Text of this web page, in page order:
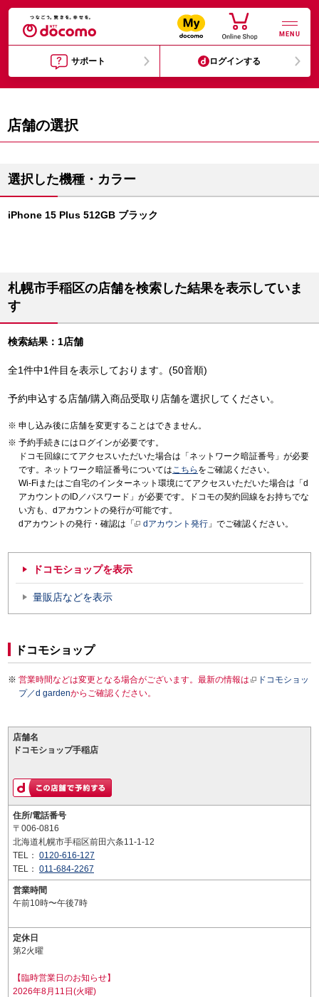
MENU
サポート ログインする
店舗の選択
選択した機種・カラー
iPhone 15 Plus 512GB ブラック
札幌市手稲区の店舗を検索した結果を表示していま
す
検索結果：1店舗
全1件中1件目を表示しております。(50音順)
予約申込する店舗/購入商品受取り店舗を選択してください。
申し込み後に店舗を変更することはできません。
予約手続きにはログインが必要です。
ドコモ回線にてアクセスいただいた場合は「ネットワーク暗証番号」が必要
です。ネットワーク暗証番号についてはこちら をご確認ください。
Wi-Fiまたはご自宅のインターネット環境にてアクセスいただいた場合は「d
アカウントのID／パスワード」が必要です。ドコモの契約回線をお持ちでな
い方も、dアカウントの発行が可能です。
dアカウントの発行・確認は「
dアカウント発行 」でご確認ください。
ドコモショップを表示
量販店などを表示
ドコモショップ
営業時間などは変更となる場合がございます。最新の情報は
ドコモショッ
プ／d gardenからご確認ください。
店舗名
ドコモショップ手稲店
住所/電話番号
〒006-0816
北海道札幌市手稲区前田六条11-1-12
TEL： 0120-616-127
TEL： 011-684-2267
営業時間
午前10時〜午後7時
定休日
第2火曜
【臨時営業日のお知らせ】
2026年8月11日(火曜)